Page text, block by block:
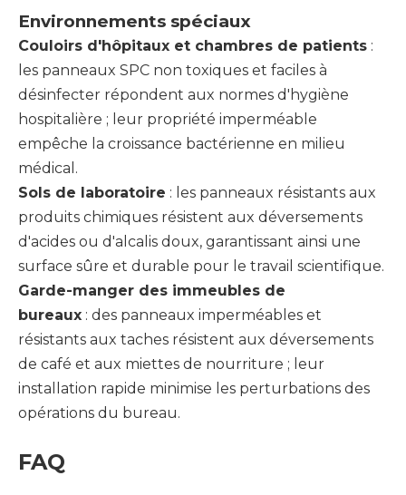
Environnements spéciaux
Couloirs d'hôpitaux et chambres de patients :
les panneaux SPC non toxiques et faciles à
désinfecter répondent aux normes d'hygiène
hospitalière ; leur propriété imperméable
empêche la croissance bactérienne en milieu
médical.
Sols de laboratoire : les panneaux résistants aux
produits chimiques résistent aux déversements
d'acides ou d'alcalis doux, garantissant ainsi une
surface sûre et durable pour le travail scientifique.
Garde-manger des immeubles de
bureaux : des panneaux imperméables et
résistants aux taches résistent aux déversements
de café et aux miettes de nourriture ; leur
installation rapide minimise les perturbations des
opérations du bureau.
FAQ